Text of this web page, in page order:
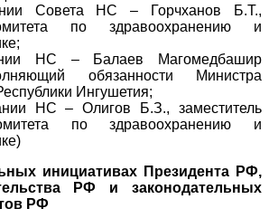
Совета НС – Горчханов Б.Т.,
по здравоохранению и
НС – Балаев Магомедбашир
обязанности Министра
Ингушетия;
НС – Олигов Б.З., заместитель
по здравоохранению и
инициативах Президента РФ,
РФ и законодательных
РФ